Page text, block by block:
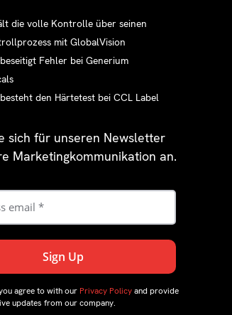
die volle Kontrolle über seinen
mit GlobalVision
Fehler bei Generium
den Härtetest bei CCL Label
sich für unseren Newsletter
Marketingkommunikation an.
agree to with our Privacy Policyand provide
updates from our company.